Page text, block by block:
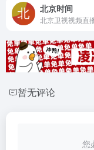
北京时间
北京卫视视频直
暂无评论
您